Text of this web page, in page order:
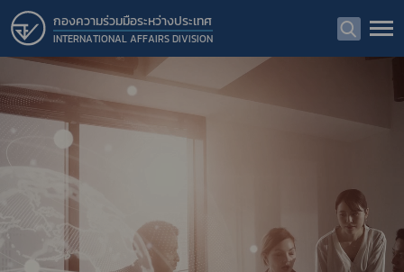
กองความร่วมมือระหว่างประเทศ
INTERNATIONAL AFFAIRS DIVISION